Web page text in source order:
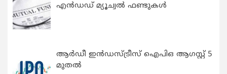
എന്‍ഡഡ് മ്യൂച്വല്‍ ഫണ്ടുകള്‍
ആർഡീ ഇൻഡസ്ട്രീസ് ഐപിഒ ആഗസ്റ്റ് 5
മുതൽ